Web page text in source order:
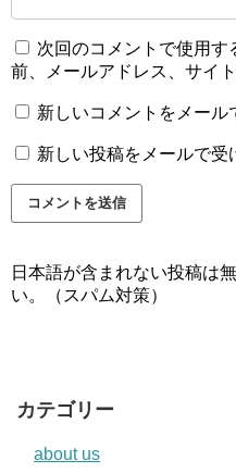
次回のコメントで使用す
前、メールアドレス、サイト
新しいコメントをメール
新しい投稿をメールで受
日本語が含まれない投稿は
い。（スパム対策）
カテゴリー
about us